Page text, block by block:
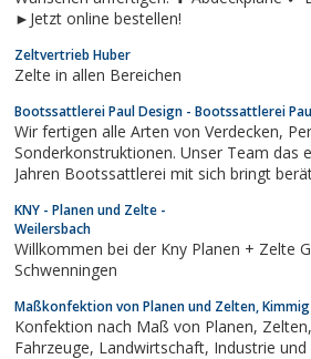
►Jetzt online bestellen!
Zeltvertrieb Huber
Zelte in allen Bereichen
Bootssattlerei Paul Design - Bootssattlerei
Wir fertigen alle Arten von Verdecken, Persenninge, Polster und
Sonderkonstruktionen. Unser Team das
Jahren Bootssattlerei mit sich bringt
KNY - Planen und Zelte -
Weilersbach
Willkommen bei der Kny Planen + Zelte
Schwenningen
Maßkonfektion von Planen und Zelten, Kimmig
Konfektion nach Maß von Planen, Zelten, Pergolen und mehr für
Fahrzeuge, Landwirtschaft,